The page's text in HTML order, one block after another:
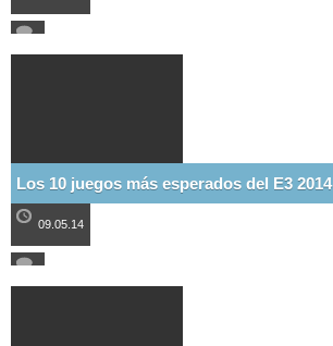
Los 10 juegos más esperados del E3 2014
09.05.14